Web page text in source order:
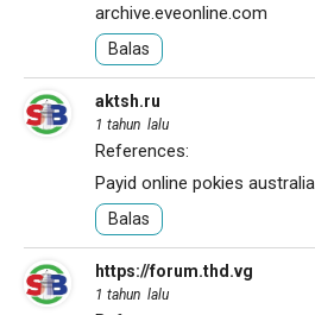
archive.eveonline.com
Balas
aktsh.ru
1 tahun lalu
References:
Payid online pokies australia
Balas
https://forum.thd.vg
1 tahun lalu